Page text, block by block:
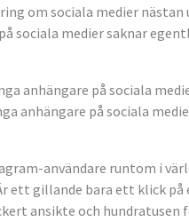
om sociala medier
sociala medier saknar
anhängare på sociala
anhängare på sociala
användare runtom i
ett gillande bara ett klick
ansikte och hundra­tusen